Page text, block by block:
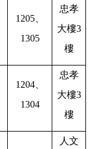
1205、
1305
忠孝
大樓3
樓
1204、
1304
忠孝
大樓3
樓
人文